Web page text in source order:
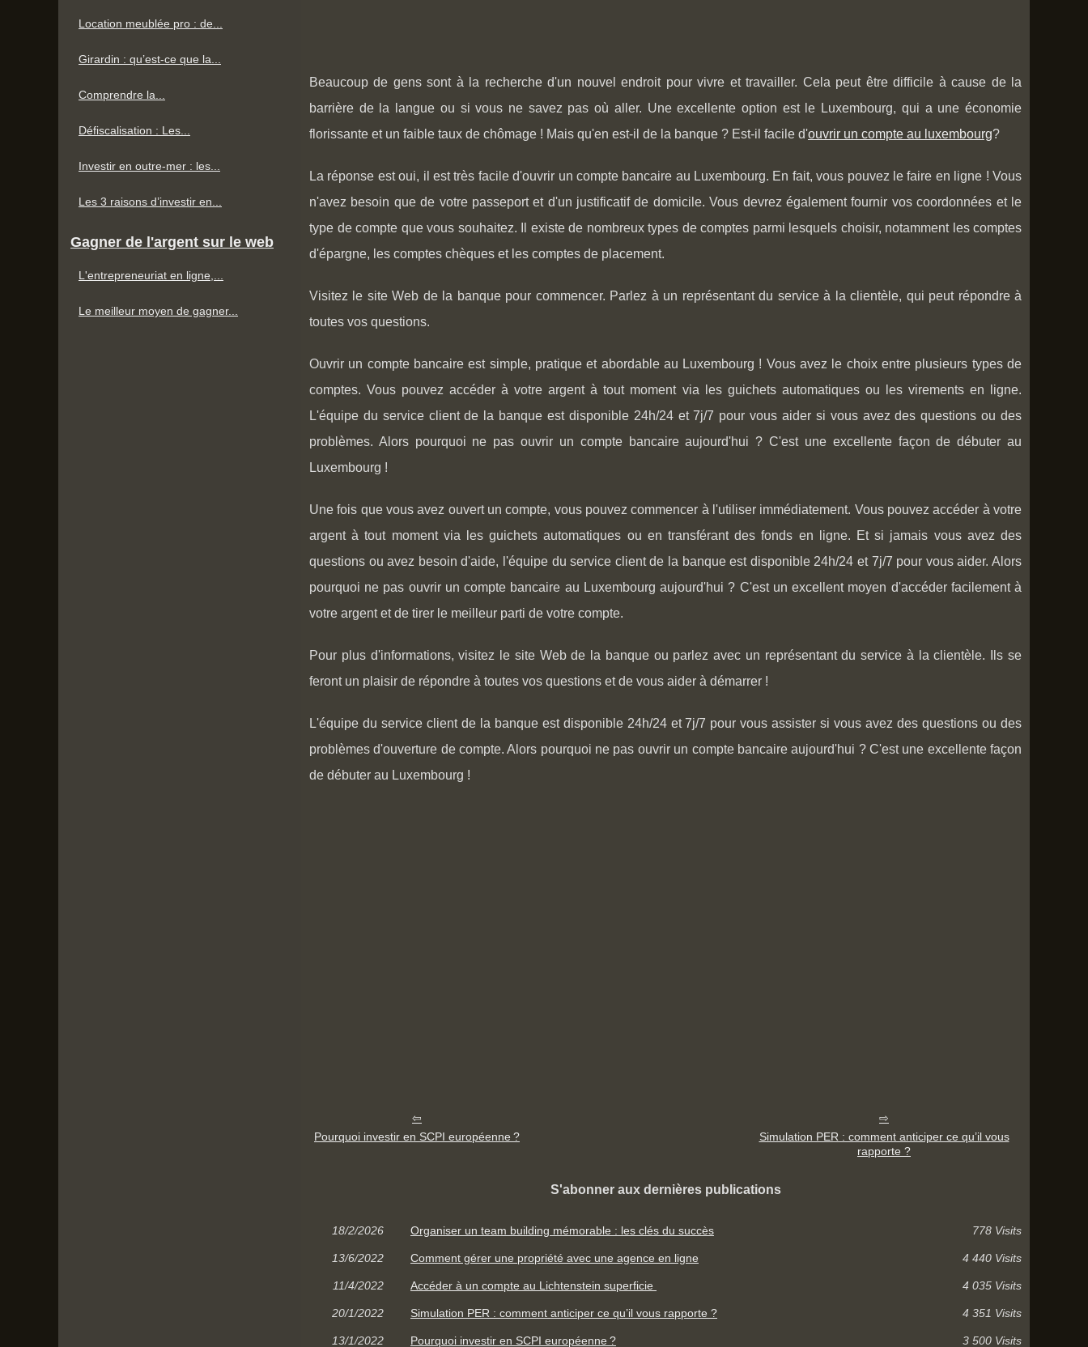
Beaucoup de gens sont à la recherche d'un nouvel endroit pour vivre et travailler. Cela peut être difficile à cause de la
barrière de la langue ou si vous ne savez pas où aller. Une excellente option est le Luxembourg, qui a une économie
florissante et un faible taux de chômage ! Mais qu'en est-il de la banque ? Est-il facile d'ouvrir un compte au luxembourg?
La réponse est oui, il est très facile d'ouvrir un compte bancaire au Luxembourg. En fait, vous pouvez le faire en ligne ! Vous
n'avez besoin que de votre passeport et d'un justificatif de domicile. Vous devrez également fournir vos coordonnées et le
type de compte que vous souhaitez. Il existe de nombreux types de comptes parmi lesquels choisir, notamment les comptes
d'épargne, les comptes chèques et les comptes de placement.
Visitez le site Web de la banque pour commencer. Parlez à un représentant du service à la clientèle, qui peut répondre à
toutes vos questions.
Ouvrir un compte bancaire est simple, pratique et abordable au Luxembourg ! Vous avez le choix entre plusieurs types de
comptes. Vous pouvez accéder à votre argent à tout moment via les guichets automatiques ou les virements en ligne.
L'équipe du service client de la banque est disponible 24h/24 et 7j/7 pour vous aider si vous avez des questions ou des
problèmes. Alors pourquoi ne pas ouvrir un compte bancaire aujourd'hui ? C'est une excellente façon de débuter au
Luxembourg !
Une fois que vous avez ouvert un compte, vous pouvez commencer à l'utiliser immédiatement. Vous pouvez accéder à votre
argent à tout moment via les guichets automatiques ou en transférant des fonds en ligne. Et si jamais vous avez des
questions ou avez besoin d'aide, l'équipe du service client de la banque est disponible 24h/24 et 7j/7 pour vous aider. Alors
pourquoi ne pas ouvrir un compte bancaire au Luxembourg aujourd'hui ? C'est un excellent moyen d'accéder facilement à
votre argent et de tirer le meilleur parti de votre compte.
Pour plus d'informations, visitez le site Web de la banque ou parlez avec un représentant du service à la clientèle. Ils se
feront un plaisir de répondre à toutes vos questions et de vous aider à démarrer !
L'équipe du service client de la banque est disponible 24h/24 et 7j/7 pour vous assister si vous avez des questions ou des
problèmes d'ouverture de compte. Alors pourquoi ne pas ouvrir un compte bancaire aujourd'hui ? C'est une excellente façon
de débuter au Luxembourg !
Pourquoi investir en SCPI européenne ?
Simulation PER : comment anticiper ce qu’il vous
rapporte ?
S'abonner aux dernières publications
18/2/2026 Organiser un team building mémorable : les clés du succès 778 Visits
13/6/2022 Comment gérer une propriété avec une agence en ligne 4 440 Visits
11/4/2022 Accéder à un compte au Lichtenstein superficie 4 035 Visits
20/1/2022 Simulation PER : comment anticiper ce qu’il vous rapporte ? 4 351 Visits
13/1/2022 Pourquoi investir en SCPI européenne ? 3 500 Visits
Location meublée pro : de...
Girardin : qu’est-ce que la...
Comprendre la...
Défiscalisation : Les...
Investir en outre-mer : les...
Les 3 raisons d’investir en...
Gagner de l'argent sur le web
L'entrepreneuriat en ligne,...
Le meilleur moyen de gagner...